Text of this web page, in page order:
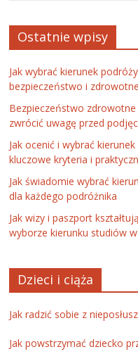
Ostatnie wpisy
Jak wybrać kierunek
bezpieczeństwo i
Bezpieczeństwo
zwrócić uwagę przed
Jak ocenić i wybrać
kluczowe kryteria i
Jak świadomie wybrać
dla każdego podróżnika
Jak wizy i paszport
wyborze kierunku studiów
Dzieci i ciąża
Jak radzić sobie z
Jak powstrzymać dziecko